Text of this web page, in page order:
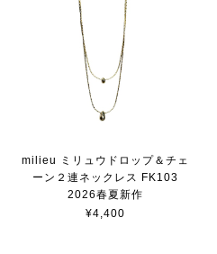
milieu ミリュウドロップ＆チェ
ーン２連ネックレス FK103
2026春夏新作
¥4,400